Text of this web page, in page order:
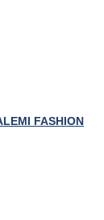
FASHION